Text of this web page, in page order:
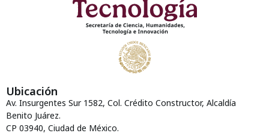
Ubicación
Av. Insurgentes Sur 1582, Col. Crédito Constructor, Alcaldía
Benito Juárez.
CP 03940, Ciudad de México.